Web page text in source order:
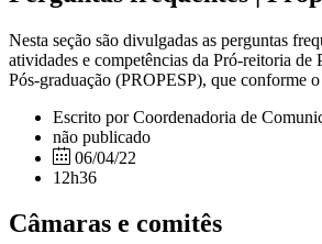
Nesta seção são divulgadas as perguntas
atividades e competências da Pró-reitoria de
Pós-graduação (PROPESP), que conforme
Escrito por Coordenadoria de
não publicado
06/04/22
12h36
Câmaras e comitês